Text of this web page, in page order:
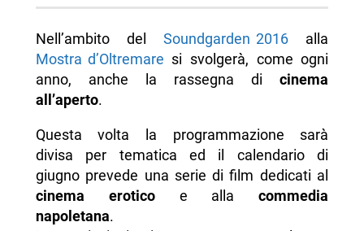
Nell’ambito delSoundgarden 2016 alla
Mostra d’Oltremare si svolgerà, come ogni
anno, anche la rassegna dicinema
all’aperto.
Questa volta la programmazione sarà
divisa per tematica ed il calendario di
giugno prevede una serie di film dedicati al
cinema eroticoe allacommedia
napoletana.